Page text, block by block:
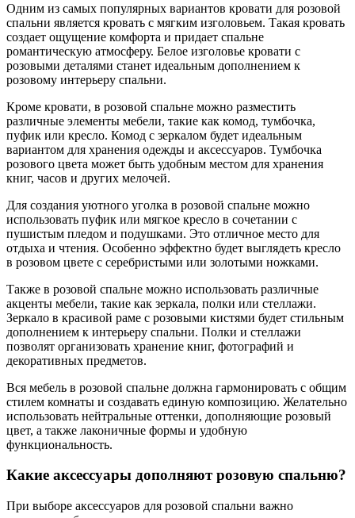
Одним из самых популярных вариантов кровати для розовой
спальни является кровать с мягким изголовьем. Такая кровать
создает ощущение комфорта и придает спальне
романтическую атмосферу. Белое изголовье кровати с
розовыми деталями станет идеальным дополнением к
розовому интерьеру спальни.
Кроме кровати, в розовой спальне можно разместить
различные элементы мебели, такие как комод, тумбочка,
пуфик или кресло. Комод с зеркалом будет идеальным
вариантом для хранения одежды и аксессуаров. Тумбочка
розового цвета может быть удобным местом для хранения
книг, часов и других мелочей.
Для создания уютного уголка в розовой спальне можно
использовать пуфик или мягкое кресло в сочетании с
пушистым пледом и подушками. Это отличное место для
отдыха и чтения. Особенно эффектно будет выглядеть кресло
в розовом цвете с серебристыми или золотыми ножками.
Также в розовой спальне можно использовать различные
акценты мебели, такие как зеркала, полки или стеллажи.
Зеркало в красивой раме с розовыми кистями будет стильным
дополнением к интерьеру спальни. Полки и стеллажи
позволят организовать хранение книг, фотографий и
декоративных предметов.
Вся мебель в розовой спальне должна гармонировать с общим
стилем комнаты и создавать единую композицию. Желательно
использовать нейтральные оттенки, дополняющие розовый
цвет, а также лаконичные формы и удобную
функциональность.
Какие аксессуары дополняют розовую спальню?
При выборе аксессуаров для розовой спальни важно